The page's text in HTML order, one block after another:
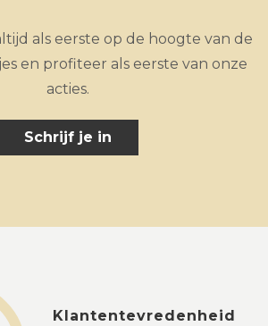
als eerste op de hoogte van de
en profiteer als eerste van onze
acties.
Schrijf je in
Klantentevredenheid